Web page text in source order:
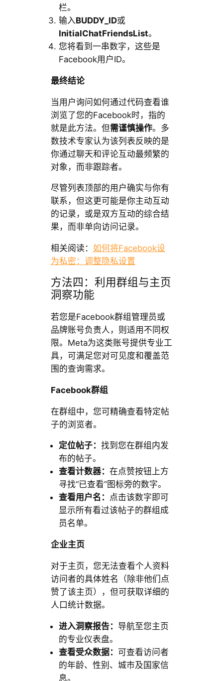
栏。
输入BUDDY_ID或
InitialChatFriendsList。
您将看到一串数字，这些是
Facebook用户ID。
最终结论
当用户询问如何通过代码查看谁
浏览了您的Facebook时，指的
就是此方法。但需谨慎操作。多
数技术专家认为该列表反映的是
你通过聊天和评论互动最频繁的
对象，而非跟踪者。
尽管列表顶部的用户确实与你有
联系，但这更可能是你主动互动
的记录，或是双方互动的综合结
果，而非单向访问记录。
相关阅读： 如何将Facebook设
为私密：调整隐私设置
方法四：利用群组与主页
洞察功能
若您是Facebook群组管理员或
品牌账号负责人，则适用不同权
限。Meta为这类账号提供专业工
具，可满足您对可见度和覆盖范
围的查询需求。
Facebook群组
在群组中，您可精确查看特定帖
子的浏览者。
定位帖子： 找到您在群组内发
布的帖子。
查看计数器： 在点赞按钮上方
寻找“已查看”图标旁的数字。
查看用户名： 点击该数字即可
显示所有看过该帖子的群组成
员名单。
企业主页
对于主页，您无法查看个人资料
访问者的具体姓名（除非他们点
赞了该主页），但可获取详细的
人口统计数据。
进入洞察报告： 导航至您主页
的专业仪表盘。
查看受众数据： 可查看访问者
的年龄、性别、城市及国家信
息。